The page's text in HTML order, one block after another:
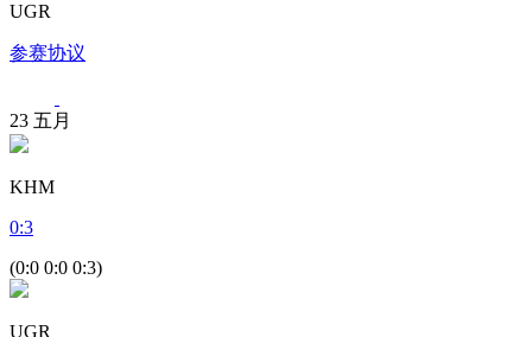
UGR
参赛协议
23 五月
KHM
0:3
(0:0 0:0 0:3)
UGR